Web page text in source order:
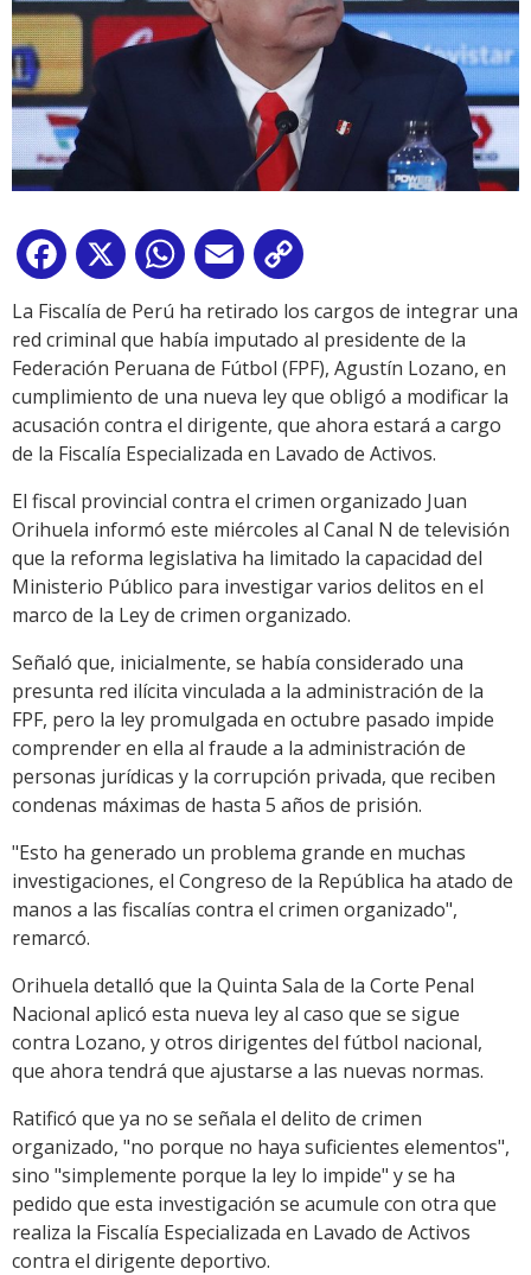
Facebook
X WhatsApp
Email
Link
La Fiscalía de Perú ha retirado los cargos de integrar una
red criminal que había imputado al presidente de la
Federación Peruana de Fútbol (FPF), Agustín Lozano, en
cumplimiento de una nueva ley que obligó a modificar la
acusación contra el dirigente, que ahora estará a cargo
de la Fiscalía Especializada en Lavado de Activos.
El fiscal provincial contra el crimen organizado Juan
Orihuela informó este miércoles al Canal N de televisión
que la reforma legislativa ha limitado la capacidad del
Ministerio Público para investigar varios delitos en el
marco de la Ley de crimen organizado.
Señaló que, inicialmente, se había considerado una
presunta red ilícita vinculada a la administración de la
FPF, pero la ley promulgada en octubre pasado impide
comprender en ella al fraude a la administración de
personas jurídicas y la corrupción privada, que reciben
condenas máximas de hasta 5 años de prisión.
"Esto ha generado un problema grande en muchas
investigaciones, el Congreso de la República ha atado de
manos a las fiscalías contra el crimen organizado",
remarcó.
Orihuela detalló que la Quinta Sala de la Corte Penal
Nacional aplicó esta nueva ley al caso que se sigue
contra Lozano, y otros dirigentes del fútbol nacional,
que ahora tendrá que ajustarse a las nuevas normas.
Ratificó que ya no se señala el delito de crimen
organizado, "no porque no haya suficientes elementos",
sino "simplemente porque la ley lo impide" y se ha
pedido que esta investigación se acumule con otra que
realiza la Fiscalía Especializada en Lavado de Activos
contra el dirigente deportivo.